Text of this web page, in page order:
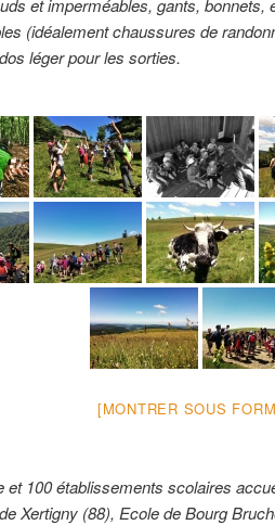
(idéalement chaussures de
léger pour les sorties.
[MONTRER SOUS
et 100 établissements scolaires
Xertigny (88), Ecole de Bourg